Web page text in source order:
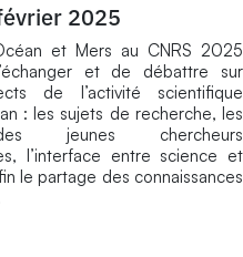
2025
et Mers au CNRS 2025
et de débattre sur
de l’activité scientifique
: les sujets de recherche, les
jeunes chercheurs
l’interface entre science et
le partage des connaissances